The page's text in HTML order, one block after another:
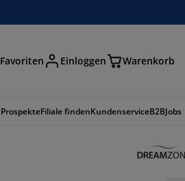
Favoriten Einloggen Warenkorb
ProspekteFiliale findenKundenserviceB2BJobs